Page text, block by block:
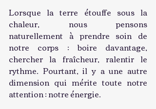
Lorsque la terre étouffe sous la
chaleur, nous pensons
naturellement à prendre soin de
notre corps : boire davantage,
chercher la fraîcheur, ralentir le
rythme. Pourtant, il y a une autre
dimension qui mérite toute notre
attention : notre énergie.